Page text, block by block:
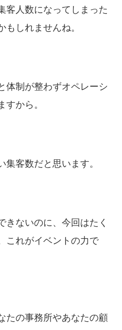
客人数になってしまった
もしれませんね。
体制が整わずオペレーシ
すから。
集客数だと思います。
きないのに、今回はたく
これがイベントの力で
たの事務所やあなたの顧